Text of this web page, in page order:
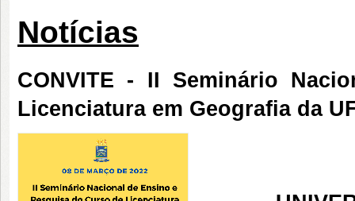
Notícias
CONVITE - II Seminário
Licenciatura em Geografia da